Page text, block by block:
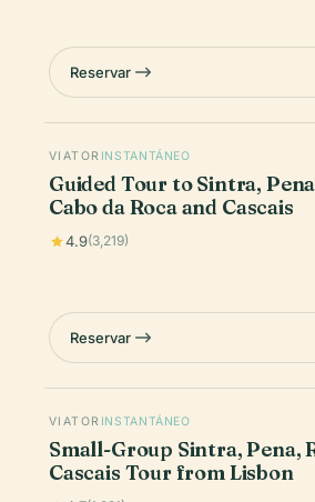
Reservar
VIATOR INSTANTÁNEO
Guided Tour to Sintra,
Cabo da Roca and Cascais
4.9(3,219)
Reservar
VIATOR INSTANTÁNEO
Small-Group Sintra, Pena,
Cascais Tour from Lisbon